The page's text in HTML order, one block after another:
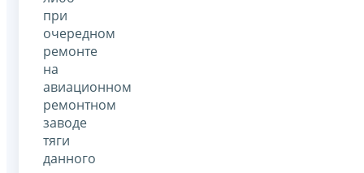
при
очередном
ремонте
на
авиационном
ремонтном
заводе
тяги
данного